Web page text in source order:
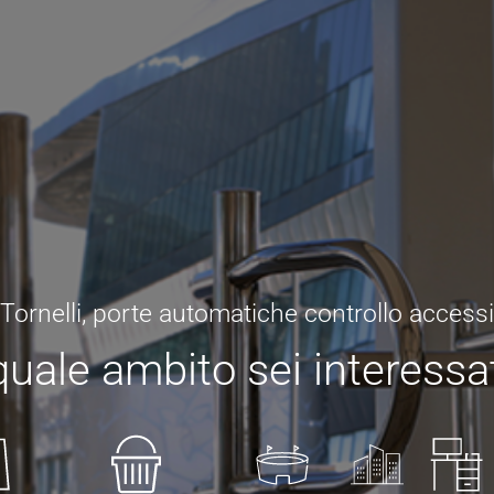
Tornelli, porte automatiche controllo accessi
ambito sei